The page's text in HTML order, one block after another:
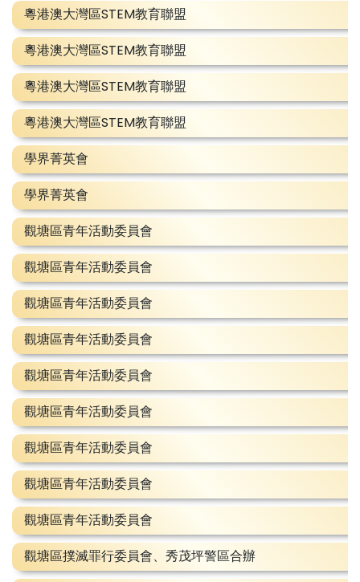
粵港澳大灣區STEM教育聯盟
粵港澳大灣區STEM教育聯盟
粵港澳大灣區STEM教育聯盟
粵港澳大灣區STEM教育聯盟
學界菁英會
學界菁英會
觀塘區青年活動委員會
觀塘區青年活動委員會
觀塘區青年活動委員會
觀塘區青年活動委員會
觀塘區青年活動委員會
觀塘區青年活動委員會
觀塘區青年活動委員會
觀塘區青年活動委員會
觀塘區青年活動委員會
觀塘區撲滅罪行委員會、秀茂坪警區合辦